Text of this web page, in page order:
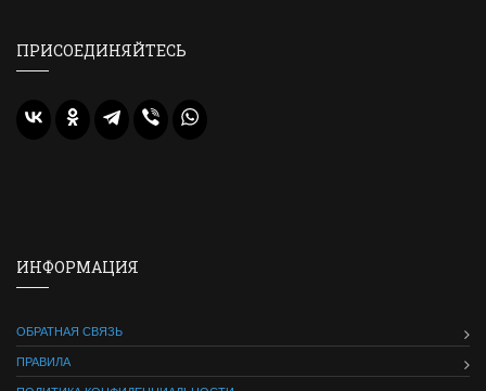
ПРИСОЕДИНЯЙТЕСЬ
ИНФОРМАЦИЯ
ОБРАТНАЯ СВЯЗЬ
ПРАВИЛА